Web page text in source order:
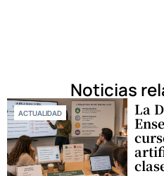
Noticias
ACTUALIDAD La